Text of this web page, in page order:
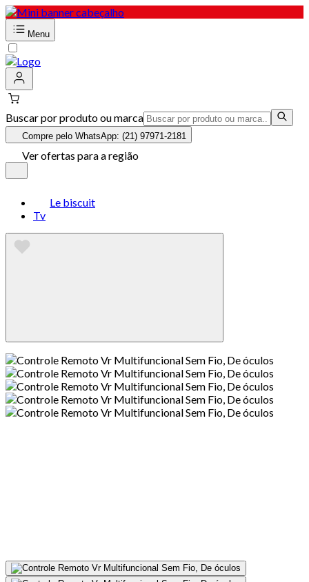
Menu
Buscar por produto ou marca
Compre pelo WhatsApp: (21) 97971-2181
Ver ofertas para a região
Le biscuit
Tv